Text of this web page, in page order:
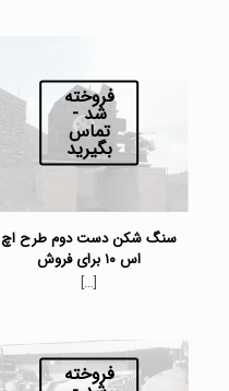
فروخته
شد -
تماس
بگیرید
سنگ شکن دست دوم طرح اچ
اس ۱۰ برای فروش
[…]
فروخته